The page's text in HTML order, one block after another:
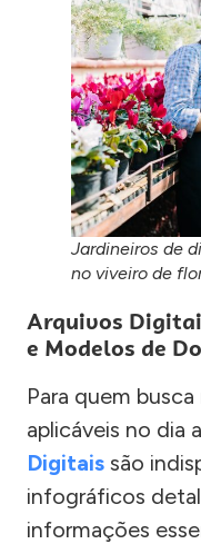
Jardineiros de
no viveiro de
Arquivos
e Modelos de
Para quem
aplicáveis no dia
Digitais são
infográficos
informações